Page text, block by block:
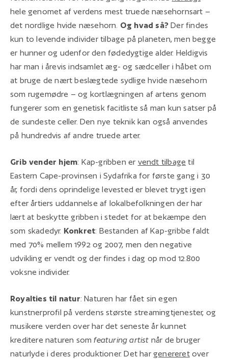
hele genomet af verdens mest truede næsehornsart –
det nordlige hvide næsehorn. Og hvad så? Der findes
kun to levende individer tilbage på planeten, men begge
er hunner og udenfor den fødedygtige alder. Heldigvis
har man i årevis indsamlet æg- og sædceller i håbet om
at bruge de nært beslægtede sydlige hvide næsehorn
som rugemødre – og kortlægningen af artens genom
fungerer som en genetisk facitliste så man kun satser på
de sundeste celler. Den nye teknik kan også anvendes
på hundredvis af andre truede arter.
Grib vender hjem: Kap-gribben er vendt tilbage til
Eastern Cape-provinsen i Sydafrika for første gang i 30
år, fordi dens oprindelige levested er blevet trygt igen
efter årtiers uddannelse af lokalbefolkningen der har
lært at beskytte gribben i stedet for at bekæmpe den
som skadedyr. Konkret: Bestanden af Kap-gribbe faldt
med 70% mellem 1992 og 2007, men den negative
udvikling er vendt og der findes i dag op mod 12.800
voksne individer.
Royalties til natur: Naturen har fået sin egen
kunstnerprofil på verdens største streamingtjenester, og
musikere verden over har det seneste år kunnet
kreditere naturen somfeaturing artist når de bruger
naturlyde i deres produktioner. Det hargenereretover